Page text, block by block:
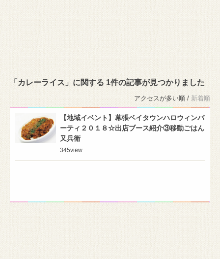
「カレーライス」に関する 1件の記事が見つかりました
アクセスが多い順 / 新着順
【地域イベント】幕張ベイタウンハロウィンパ
ーティ２０１８☆出店ブース紹介③移動ごはん
又兵衛
345view